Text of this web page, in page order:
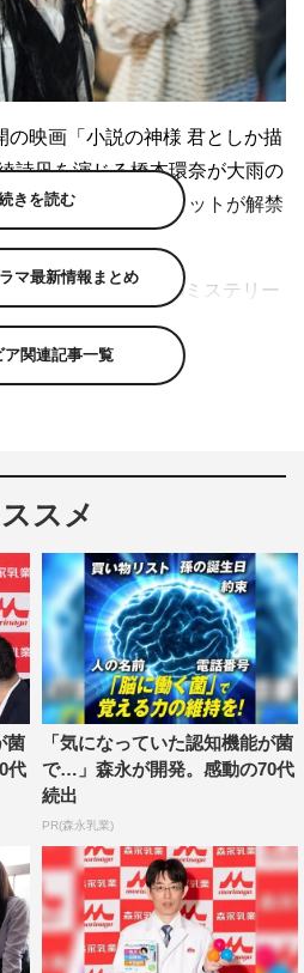
の映画「小説の神様 君としか描
詩凪を演じる橋本環奈が大雨の
新カットとオフショットが解禁
城塚翡翠」で「このミステリー
本格ミステリー・ベスト
「2019 SRミステリーの会ベ
テリ大賞」の5冠を受賞。さら
小余綾詩凪（橋本環奈）の何も
に大ベストセラーを生み出
を課せられ、時に激しく反発し
める青春ストーリーだ。
一也、プロット部分を詩凪が担
書き進めていく2人。今回解禁
ロットを思いついた詩凪が早く
で、大雨の中を一也の家へと飛
れになりながらも駅で一也を待
する純粋な熱い思いが感じられ
いる。
きを読む
マ最新情報まとめ
ア関連記事一覧
スメ
菌
代
「気になっていた認知機能が菌
で…」森永が開発。感動の70代
続出
PR(森永乳業)